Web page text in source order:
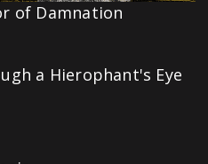
of Damnation
a Hierophant's Eye